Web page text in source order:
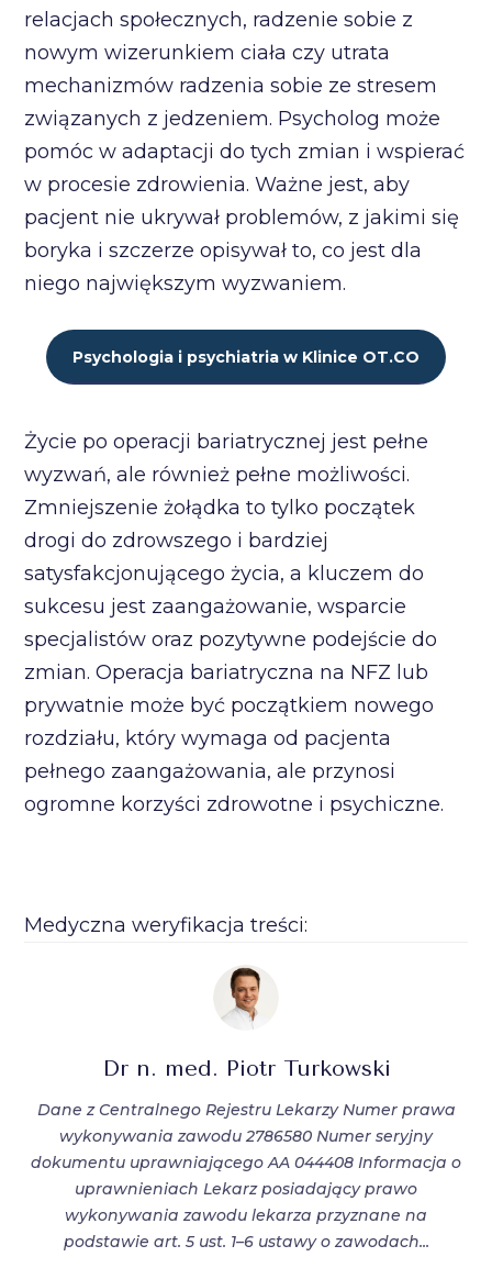
relacjach społecznych, radzenie sobie z
nowym wizerunkiem ciała czy utrata
mechanizmów radzenia sobie ze stresem
związanych z jedzeniem. Psycholog może
pomóc w adaptacji do tych zmian i wspierać
w procesie zdrowienia. Ważne jest, aby
pacjent nie ukrywał problemów, z jakimi się
boryka i szczerze opisywał to, co jest dla
niego największym wyzwaniem.
Psychologia i psychiatria w Klinice OT.CO
Życie po operacji bariatrycznej jest pełne
wyzwań, ale również pełne możliwości.
Zmniejszenie żołądka to tylko początek
drogi do zdrowszego i bardziej
satysfakcjonującego życia, a kluczem do
sukcesu jest zaangażowanie, wsparcie
specjalistów oraz pozytywne podejście do
zmian. Operacja bariatryczna na NFZ lub
prywatnie może być początkiem nowego
rozdziału, który wymaga od pacjenta
pełnego zaangażowania, ale przynosi
ogromne korzyści zdrowotne i psychiczne.
Medyczna weryfikacja treści:
Dr n. med. Piotr Turkowski
Dane z Centralnego Rejestru Lekarzy Numer prawa
wykonywania zawodu 2786580 Numer seryjny
dokumentu uprawniającego AA 044408 Informacja o
uprawnieniach Lekarz posiadający prawo
wykonywania zawodu lekarza przyznane na
podstawie art. 5 ust. 1–6 ustawy o zawodach...